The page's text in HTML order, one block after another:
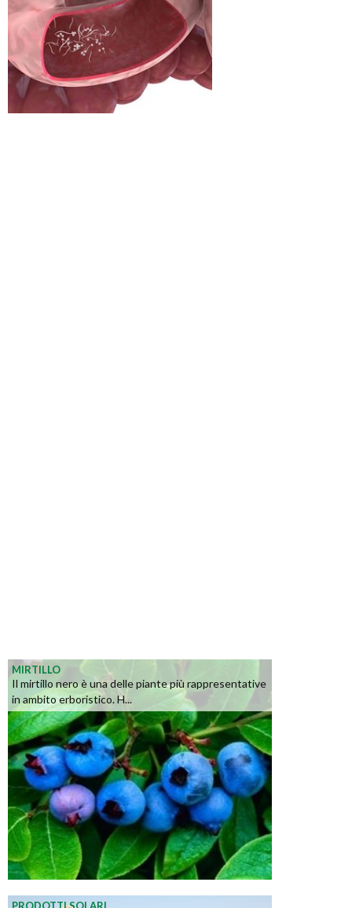
MIRTILLO
Il mirtillo nero è una delle piante più rappresentative
in ambito erboristico. H...